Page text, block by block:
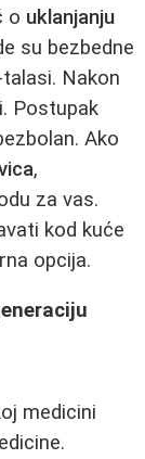
o uklanjanju
su bezbedne
Nakon
Postupak
Ako
,
za vas.
kod kuće
opcija.
medicini